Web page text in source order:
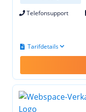
Telefonsupport
Tarifdetails